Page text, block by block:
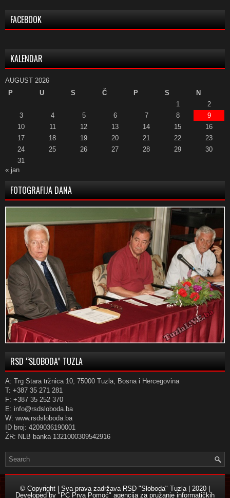
FACEBOOK
KALENDAR
AUGUST 2026
P
U S Č P S
N
1
2
3
4 5 6 7 8
9
10
11 12 13 14 15
16
17
18 19 20 21 22
23
24
25 26 27 28 29
30
31
« jan
FOTOGRAFIJA DANA
RSD “SLOBODA” TUZLA
A: Trg Stara tržnica 10, 75000 Tuzla, Bosna i Hercegovina
T: +387 35 271 281
F: +387 35 252 370
E: info@rsdsloboda.ba
W: www.rsdsloboda.ba
ID broj: 4209036190001
ŽR: NLB banka 1321000309542916
© Copyright | Sva prava zadržava RSD "Sloboda" Tuzla | 2020 |
Developed by "PC Prva Pomoć" agencija za pružanje informatičkih